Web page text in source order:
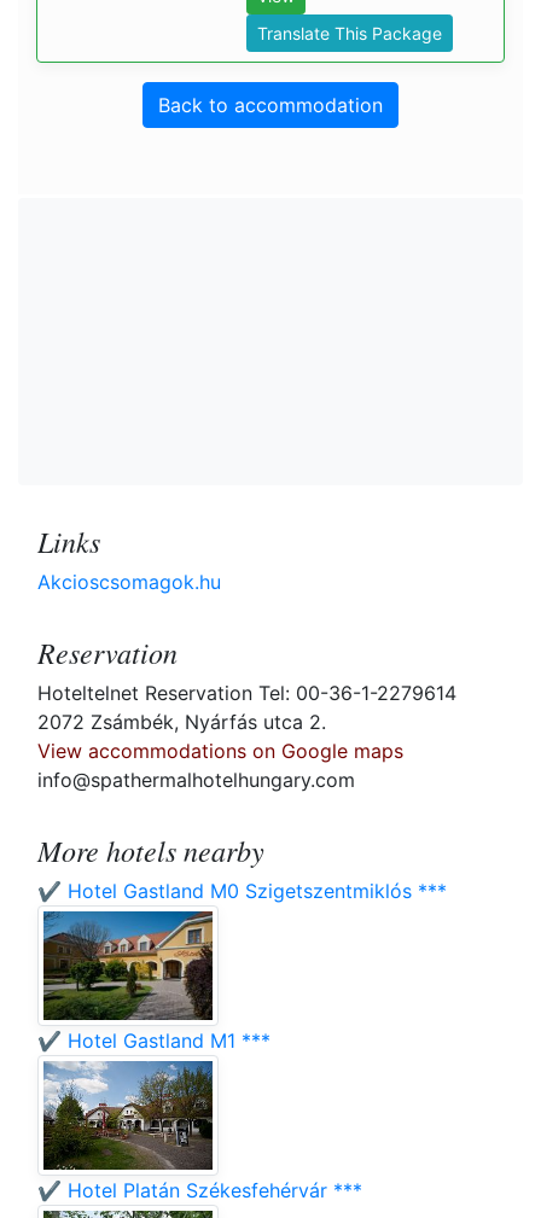
Translate This Package
Back to accommodation
Links
Akcioscsomagok.hu
Reservation
Hoteltelnet Reservation Tel: 00-36-1-2279614
2072 Zsámbék, Nyárfás utca 2.
View accommodations on Google maps
info@spathermalhotelhungary.com
More hotels nearby
✔️ Hotel Gastland M0 Szigetszentmiklós ***
✔️ Hotel Gastland M1 ***
✔️ Hotel Platán Székesfehérvár ***